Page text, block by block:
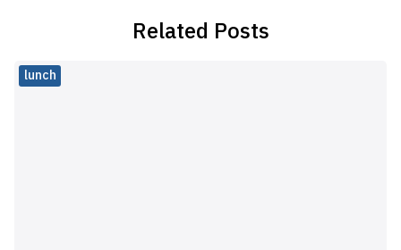
Related Posts
lunch